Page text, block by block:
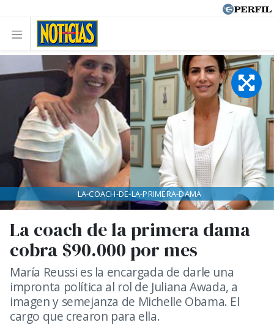
La coach de la primera dama
cobra $90.000 por mes
María Reussi es la encargada de darle una
impronta política al rol de Juliana Awada, a
imagen y semejanza de Michelle Obama. El
cargo que crearon para ella.
LA-COACH-DE-LA-PRIMERA-DAMA